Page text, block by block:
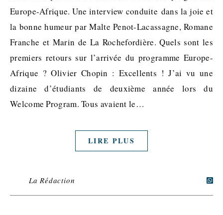
Europe-Afrique. Une interview conduite dans la joie et
la bonne humeur par Malte Penot-Lacassagne, Romane
Franche et Marin de La Rochefordière. Quels sont les
premiers retours sur l’arrivée du programme Europe-
Afrique ? Olivier Chopin : Excellents ! J’ai vu une
dizaine d’étudiants de deuxième année lors du
Welcome Program. Tous avaient le…
LIRE PLUS
La Rédaction